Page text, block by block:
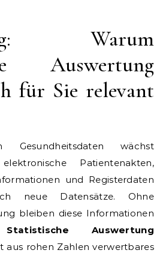
Warum
Auswertung
für Sie relevant
wächst
Patientenakten,
und Registerdaten
neue Datensätze. Ohne
bleiben diese Informationen
Statistische Auswertung
aus rohen Zahlen verwertbares